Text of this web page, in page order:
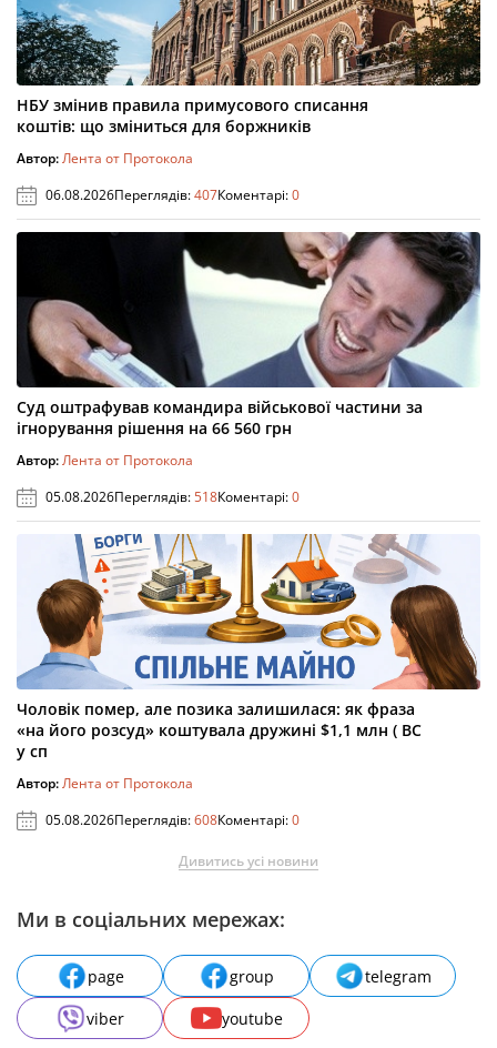
НБУ змінив правила примусового списання
коштів: що зміниться для боржників
Автор:Лента от Протокола
06.08.2026Переглядів:407Коментарі:0
Суд оштрафував командира військової частини за
ігнорування рішення на 66 560 грн
Автор:Лента от Протокола
05.08.2026Переглядів:518Коментарі:0
Чоловік помер, але позика залишилася: як фраза
«на його розсуд» коштувала дружині $1,1 млн ( ВС
у сп
Автор:Лента от Протокола
05.08.2026Переглядів:608Коментарі:0
Дивитись усі новини
Ми в соціальних мережах:
page group
telegram
viber
youtube